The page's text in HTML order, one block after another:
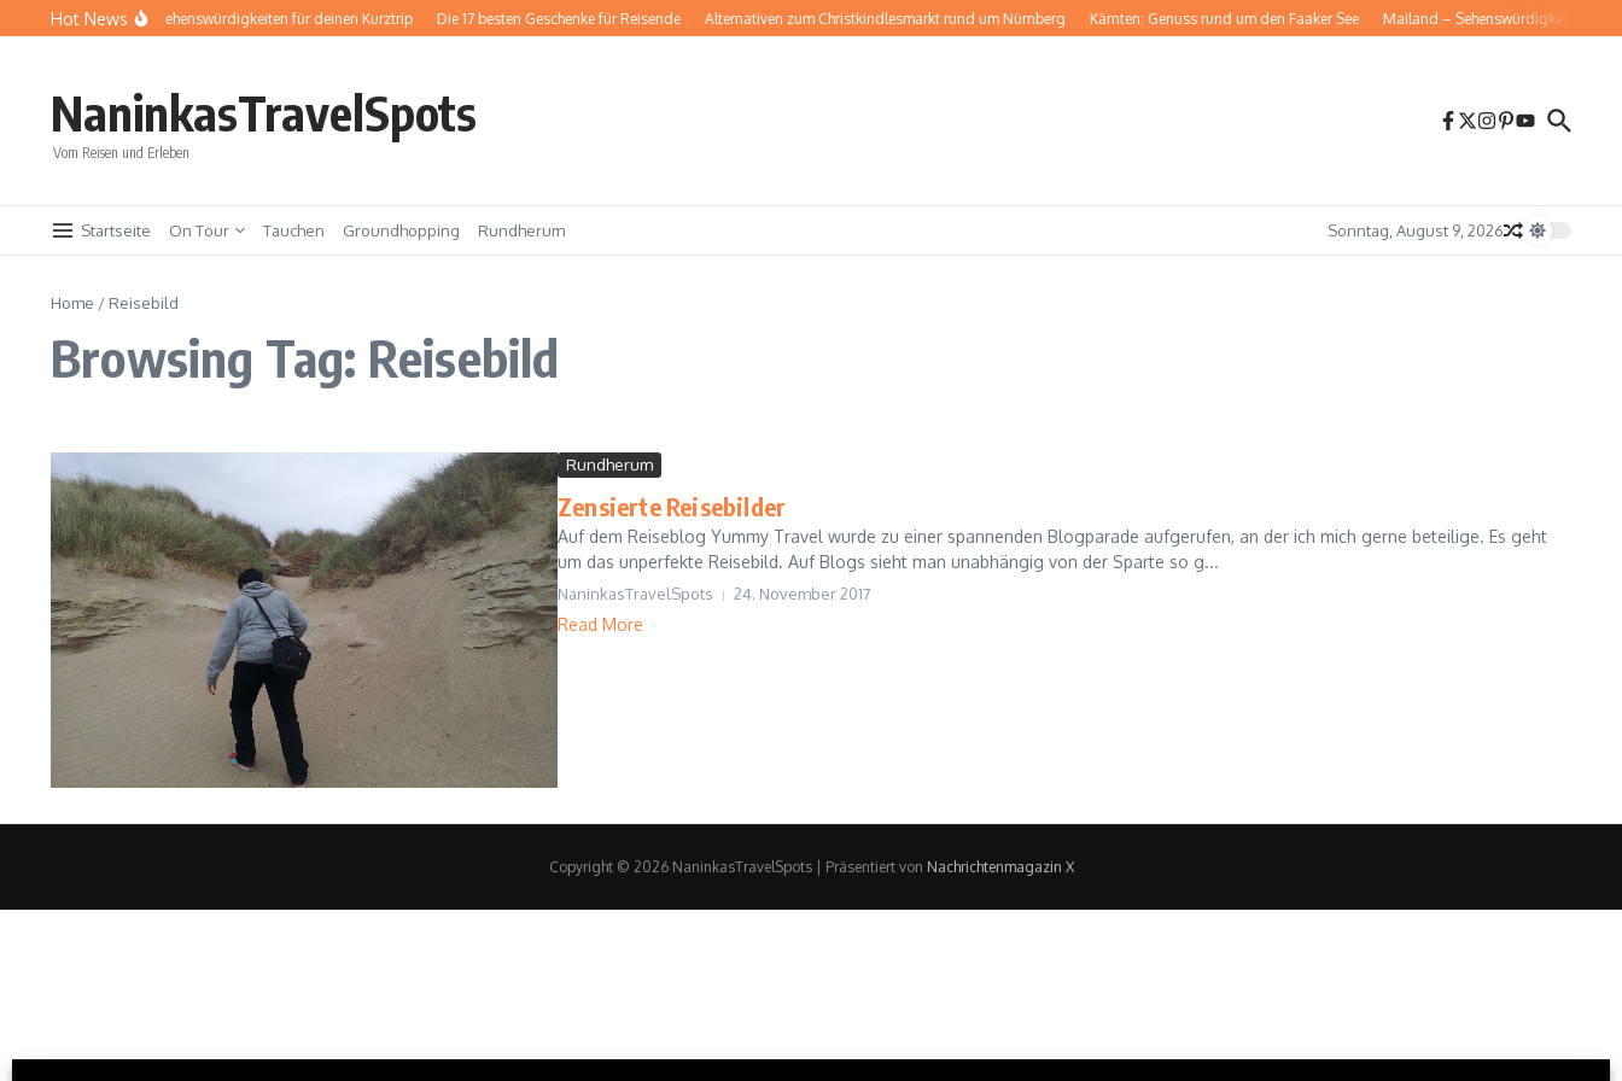
Zum Inhalt springen
Hot News
Baden-Baden: Sehenswürdigkeiten für deinen Kurztrip Die 17 besten Geschenke für Reisende Alternativen zum Christkindlesmarkt rund um Nürnberg Kärnten: Genuss rund um den Faaker See Mailand – Sehenswürdigkeiten für
NaninkasTravelSpots
Vom Reisen und Erleben
Startseite On Tour Tauchen Groundhopping Rundherum Sonntag, August 9, 2026
Home / Reisebild
Browsing Tag: Reisebild
Rundherum
Zensierte Reisebilder
Auf dem Reiseblog Yummy Travel wurde zu einer spannenden Blogparade aufgerufen, an der ich mich gerne beteilige. Es geht
um das unperfekte Reisebild. Auf Blogs sieht man unabhängig von der Sparte so g...
NaninkasTravelSpots 24. November 2017
Read More
Copyright © 2026 NaninkasTravelSpots | Präsentiert von Nachrichtenmagazin X